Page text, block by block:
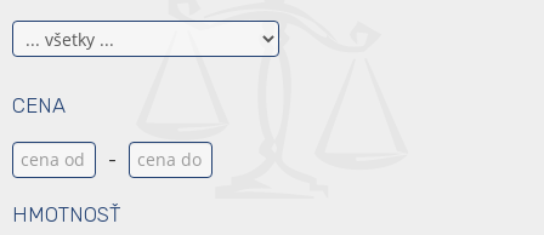
CENA
-
HMOTNOSŤ